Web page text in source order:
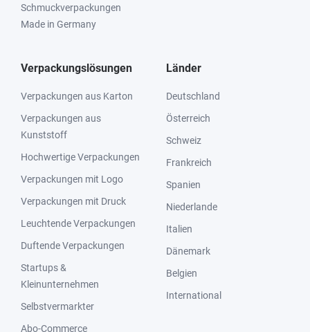
Schmuckverpackungen
Made in Germany
Verpackungslösungen
Verpackungen aus Karton
Verpackungen aus
Kunststoff
Hochwertige Verpackungen
Verpackungen mit Logo
Verpackungen mit Druck
Leuchtende Verpackungen
Duftende Verpackungen
Startups &
Kleinunternehmen
Selbstvermarkter
Abo-Commerce
Länder
Deutschland
Österreich
Schweiz
Frankreich
Spanien
Niederlande
Italien
Dänemark
Belgien
International